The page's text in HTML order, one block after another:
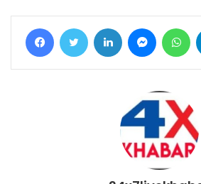
FacebookTwitter LinkedIn